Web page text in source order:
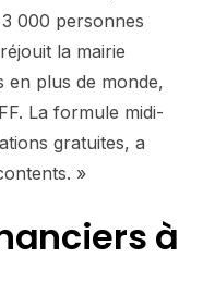
000 personnes
la mairie
en plus de monde,
La formule midi-
gratuites, a
»
à